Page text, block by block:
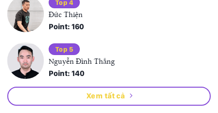
Top 4
Đức Thiện
Point: 160
Top 5
Nguyễn Đình Thắng
Point: 140
Xem tất cả